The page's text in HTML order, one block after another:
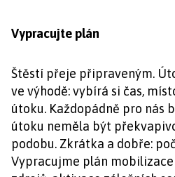
Vypracujte plán
Štěstí přeje připraveným.
ve výhodě: vybírá si čas,
útoku. Každopádně pro nás
útoku neměla být
podobu. Zkrátka a dobře:
Vypracujme plán